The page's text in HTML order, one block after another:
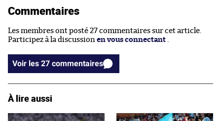
Commentaires
Les membres ont posté 27 commentaires sur cet article.
Participez à la discussion en vous connectant
Voir les 27 commentaires
À lire aussi